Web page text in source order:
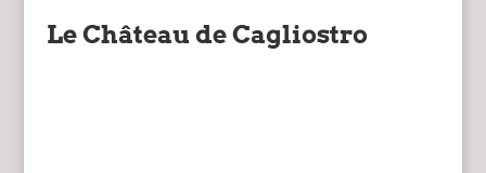
Le Château de Cagliostro